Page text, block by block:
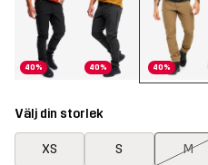
40% 40% 40%
Välj din storlek
XS S M